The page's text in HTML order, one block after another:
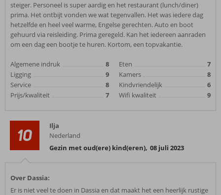
steiger. Personeel is super aardig en het restaurant (lunch/diner)
prima. Het ontbijt vonden we wat tegenvallen. Het was iedere dag
hetzelfde en heel veel warme, Engelse gerechten. Auto en boot
gehuurd via reisleiding. Prima geregeld. Kan het iedereen aanraden
om een dag een bootje te huren. Kortom, een topvakantie.
Algemene indruk
8
Ligging
9
Service
8
Prijs/kwaliteit
7
Eten
7
Kamers
8
Kindvriendelijk
6
Wifi kwaliteit
9
10
Ilja
Nederland
Gezin met oud(ere) kind(eren), 08 juli 2023
Over Dassia:
Er is niet veel te doen in Dassia en dat maakt het een heerlijk rustige